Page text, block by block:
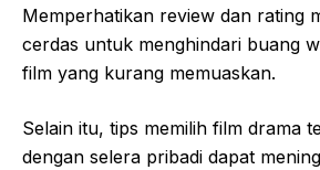
Memperhatikan review dan rating
cerdas untuk menghindari buang
film yang kurang memuaskan.
Selain itu, tips memilih film drama
dengan selera pribadi dapat